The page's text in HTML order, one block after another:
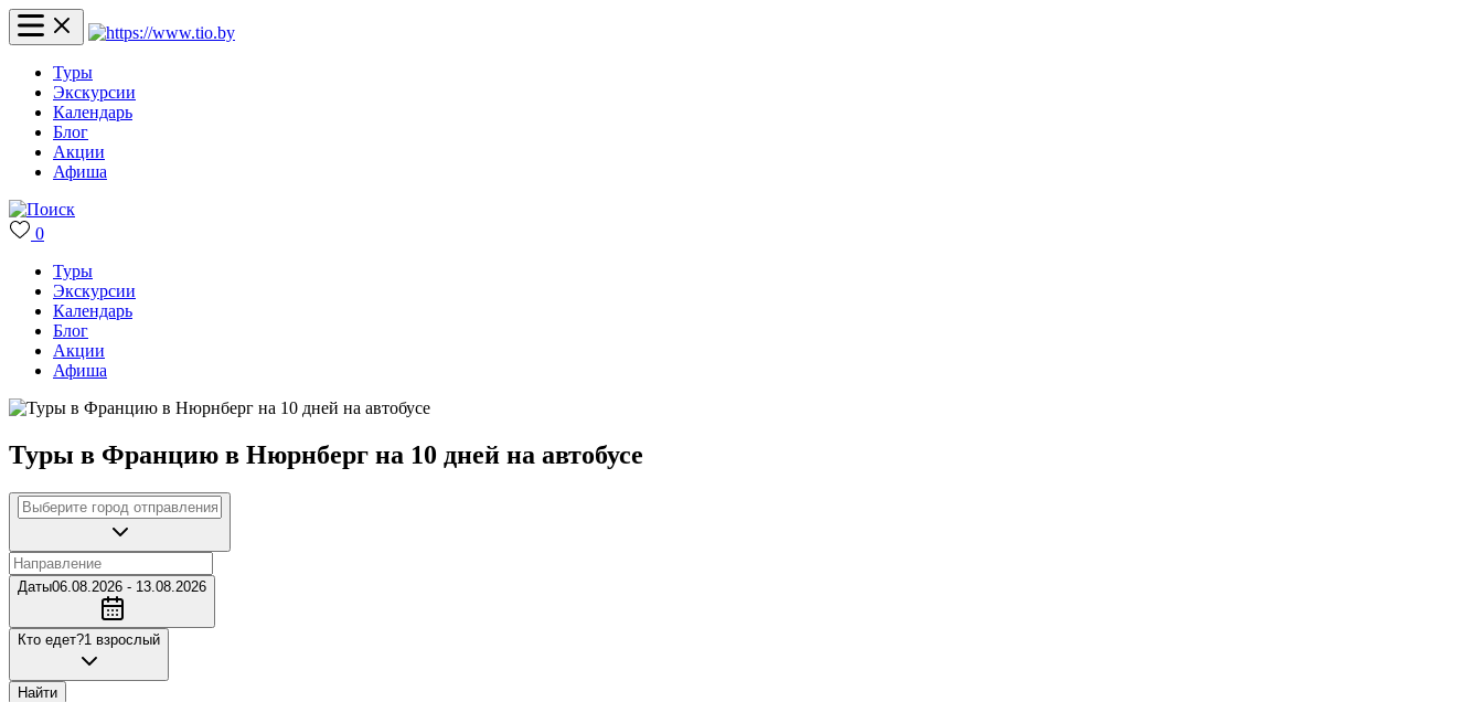
Туры
Экскурсии
Календарь
Блог
Акции
Афиша
0
Туры
Экскурсии
Календарь
Блог
Акции
Афиша
Туры в Францию в Нюрнберг на 10 дней на автобусе
Даты06.08.2026 - 13.08.2026
Кто едет?1 взрослый
Найти